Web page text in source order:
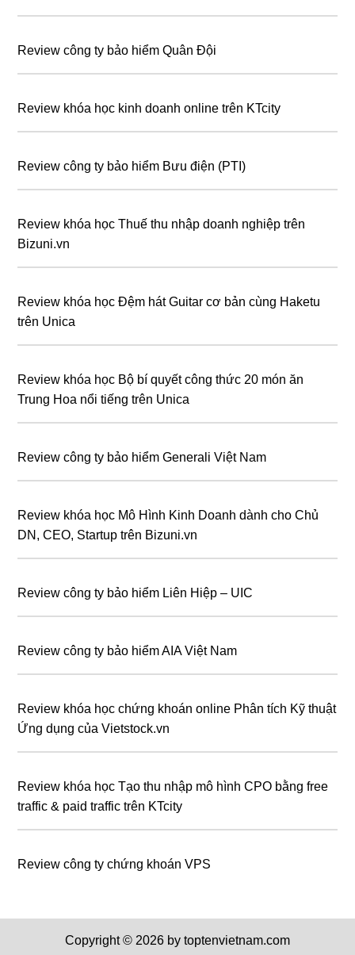
Review công ty bảo hiểm Quân Đội
Review khóa học kinh doanh online trên KTcity
Review công ty bảo hiểm Bưu điện (PTI)
Review khóa học Thuế thu nhập doanh nghiệp trên
Bizuni.vn
Review khóa học Đệm hát Guitar cơ bản cùng Haketu
trên Unica
Review khóa học Bộ bí quyết công thức 20 món ăn
Trung Hoa nổi tiếng trên Unica
Review công ty bảo hiểm Generali Việt Nam
Review khóa học Mô Hình Kinh Doanh dành cho Chủ
DN, CEO, Startup trên Bizuni.vn
Review công ty bảo hiểm Liên Hiệp – UIC
Review công ty bảo hiểm AIA Việt Nam
Review khóa học chứng khoán online Phân tích Kỹ thuật
Ứng dụng của Vietstock.vn
Review khóa học Tạo thu nhập mô hình CPO bằng free
traffic & paid traffic trên KTcity
Review công ty chứng khoán VPS
Copyright © 2026 by toptenvietnam.com